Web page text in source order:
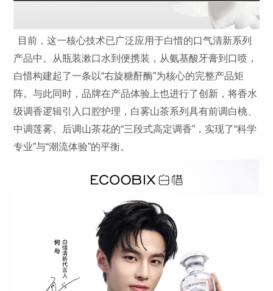
目前，这一核心技术已广泛应用于白惜的口气清新系列
产品中。从瓶装漱口水到便携装，从氨基酸牙膏到口喷，
白惜构建起了一条以“右旋糖酐酶”为核心的完整产品矩
阵。与此同时，品牌在产品体验上也进行了创新，将香水
级调香逻辑引入口腔护理，白雾山茶系列具有前调白桃、
中调莲雾、后调山茶花的“三段式高定调香”，实现了“科学
专业”与“潮流体验”的平衡。